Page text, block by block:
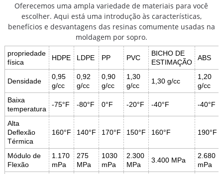
Oferecemos uma ampla variedade de materiais para você
escolher. Aqui está uma introdução às características,
benefícios e desvantagens das resinas comumente usadas na
moldagem por sopro.
propriedade
física
HDPE LDPE PP PVC
BICHO DE
ESTIMAÇÃO
ABS
Densidade
0,95
g/cc
0,92
g/cc
0,90
g/cc
1,30
g/cc
1,30 g/cc
1,20
g/cc
Baixa
temperatura
-75°F -80°F 0°F -20°F -40°F -40°F
Alta
Deflexão
Térmica
160°F 140°F 170°F 150°F 160°F 190°F
Módulo de
Flexão
1.170
mPa
275
MPa
1030
mPa
2.300
MPa
3.400 MPa
2.680
mPa